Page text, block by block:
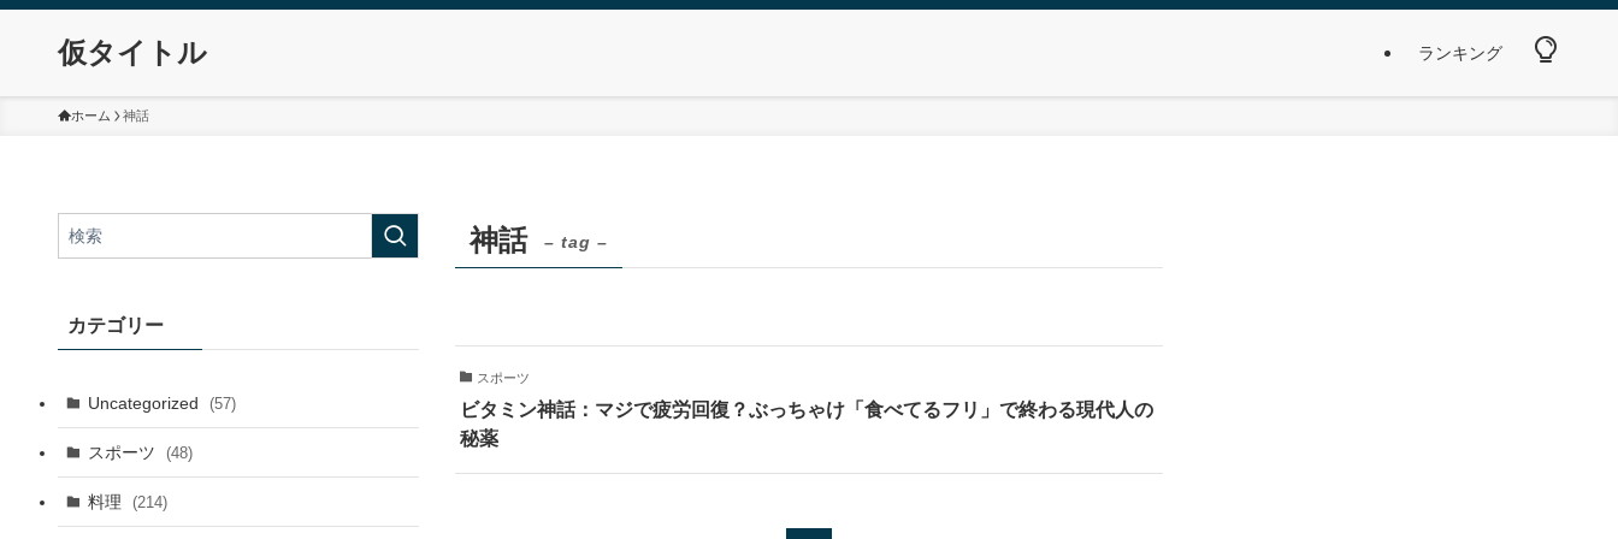
仮タイトル ランキング
ホーム 神話
カテゴリー
Uncategorized (57)
スポーツ (48)
料理 (214)
神話 – tag –
スポーツ
ビタミン神話：マジで疲労回復？ぶっちゃけ「食べてるフリ」で終わる現代人の
秘薬